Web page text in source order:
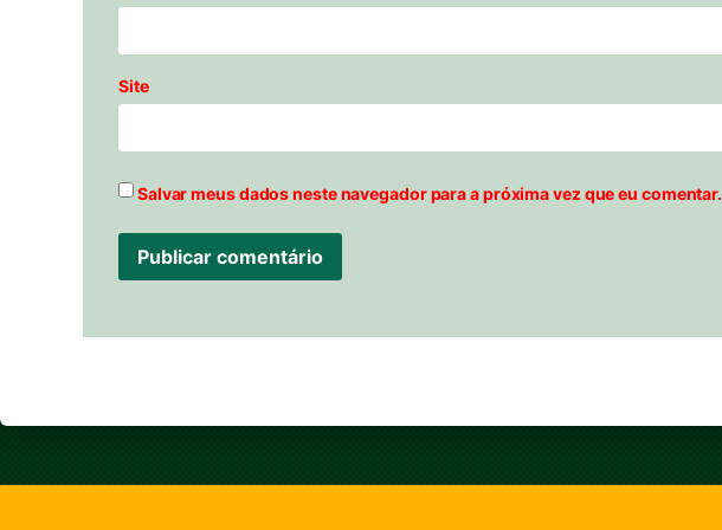
Site
Salvar meus dados neste navegador para a próxima vez que eu comentar.